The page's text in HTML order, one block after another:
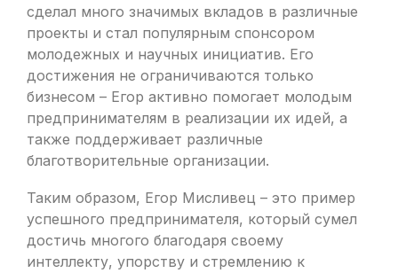
сделал много значимых вкладов в различные
проекты и стал популярным спонсором
молодежных и научных инициатив. Его
достижения не ограничиваются только
бизнесом – Егор активно помогает молодым
предпринимателям в реализации их идей, а
также поддерживает различные
благотворительные организации.
Таким образом, Егор Мисливец – это пример
успешного предпринимателя, который сумел
достичь многого благодаря своему
интеллекту, упорству и стремлению к